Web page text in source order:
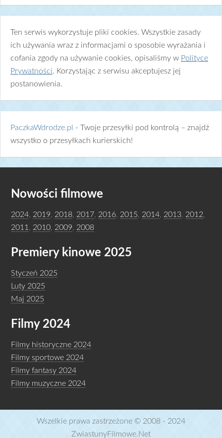
Ten serwis wykorzystuje pliki cookies. Wszystkie zasady
ich używania wraz z informacjami o sposobie wyrażania i
cofania zgody na używanie cookies, opisaliśmy w Polityce
Prywatności. Korzystając z serwisu akceptujesz jej
postanowienia.
PaczkaWdrodze.pl
- Twoje przesyłki pod kontrolą – znajdź
wszystko o przesyłkach kurierskich!
Nowości filmowe
2024 2019 2018 2017 2016 2015 2014 2013 2012
2011
2010 2009 2008
Premiery kinowe 2025
Styczeń 2025
Luty 2025
Maj 2025
Filmy 2024
Filmy historyczne 2024
Filmy sportowe 2024
Filmy fantasy 2024
Filmy muzyczne 2024
Wszelkie prawa zastrzeżone © 2008 - 2024
ZwiastunyFilmowe.Net